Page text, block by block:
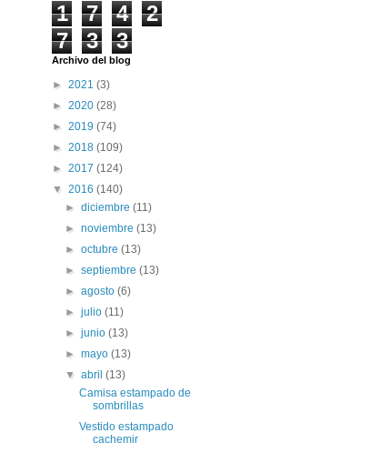
1 7 4
2
7
3 3
Archivo del blog
► 2021 (3)
► 2020 (28)
► 2019 (74)
► 2018 (109)
► 2017 (124)
▼ 2016 (140)
►diciembre(11)
►noviembre(13)
►octubre(13)
►septiembre(13)
►agosto(6)
►julio(11)
►junio(13)
►mayo(13)
▼abril(13)
Camisa estampado de
sombrillas
Vestido estampado
cachemir